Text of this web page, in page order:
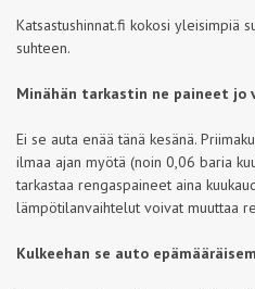
Katsastushinnat.fi kokosi yleisimpiä
suhteen.
Minähän tarkastin ne paineet jo
Ei se auta enää tänä kesänä.
ilmaa ajan myötä (noin 0,06 baria
tarkastaa rengaspaineet aina
lämpötilanvaihtelut voivat muuttaa
Kulkeehan se auto